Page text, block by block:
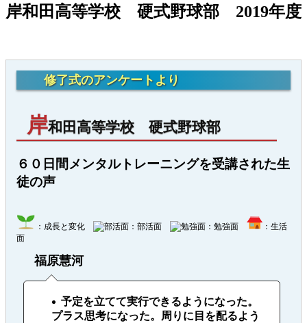
岸和田高等学校 硬式野球部 2019年度
修了式のアンケートより
岸和田高等学校 硬式野球部
６０日間メンタルトレーニングを受講された生
徒の声
：成長と変化 ：部活面 ：勉強面
：生活
面
福原慧河
予定を立てて実行できるようになった。
プラス思考になった。周りに目を配るよう